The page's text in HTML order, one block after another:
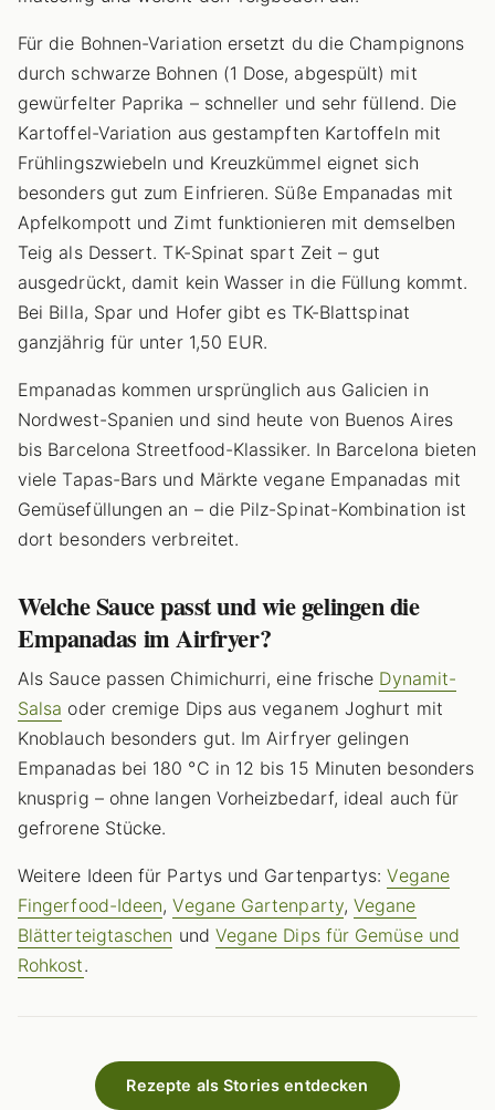
Für die Bohnen-Variation ersetzt du die Champignons
durch schwarze Bohnen (1 Dose, abgespült) mit
gewürfelter Paprika – schneller und sehr füllend. Die
Kartoffel-Variation aus gestampften Kartoffeln mit
Frühlingszwiebeln und Kreuzkümmel eignet sich
besonders gut zum Einfrieren. Süße Empanadas mit
Apfelkompott und Zimt funktionieren mit demselben
Teig als Dessert. TK-Spinat spart Zeit – gut
ausgedrückt, damit kein Wasser in die Füllung kommt.
Bei Billa, Spar und Hofer gibt es TK-Blattspinat
ganzjährig für unter 1,50 EUR.
Empanadas kommen ursprünglich aus Galicien in
Nordwest-Spanien und sind heute von Buenos Aires
bis Barcelona Streetfood-Klassiker. In Barcelona bieten
viele Tapas-Bars und Märkte vegane Empanadas mit
Gemüsefüllungen an – die Pilz-Spinat-Kombination ist
dort besonders verbreitet.
Welche Sauce passt und wie gelingen die
Empanadas im Airfryer?
Als Sauce passen Chimichurri, eine frische Dynamit-
Salsa oder cremige Dips aus veganem Joghurt mit
Knoblauch besonders gut. Im Airfryer gelingen
Empanadas bei 180 °C in 12 bis 15 Minuten besonders
knusprig – ohne langen Vorheizbedarf, ideal auch für
gefrorene Stücke.
Weitere Ideen für Partys und Gartenpartys:Vegane
Fingerfood-Ideen,Vegane Gartenparty,Vegane
Blätterteigtaschen und Vegane Dips für Gemüse und
Rohkost.
Rezepte als Stories entdecken